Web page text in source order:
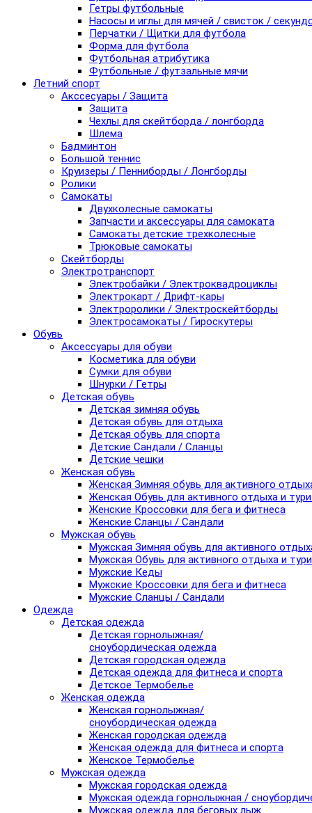
Гетры футбольные
Насосы и иглы для мячей / свисток /
Перчатки / Щитки для футбола
Форма для футбола
Футбольная атрибутика
Футбольные / футзальные мячи
Летний спорт
Акссесуары / Защита
Защита
Чехлы для скейтборда / лонгборда
Шлема
Бадминтон
Большой теннис
Круизеры / Пенниборды / Лонгборды
Ролики
Самокаты
Двухколесные самокаты
Запчасти и аксессуары для самоката
Самокаты детские трехколесные
Трюковые самокаты
Скейтборды
Электротранспорт
Электробайки / Электроквадроциклы
Электрокарт / Дрифт-кары
Электроролики / Электроскейтборды
Электросамокаты / Гироскутеры
Обувь
Аксессуары для обуви
Косметика для обуви
Сумки для обуви
Шнурки / Гетры
Детская обувь
Детская зимняя обувь
Детская обувь для отдыха
Детская обувь для спорта
Детские Сандали / Сланцы
Детские чешки
Женская обувь
Женская Зимняя обувь для активного
Женская Обувь для активного отдыха и
Женские Кроссовки для бега и фитнеса
Женские Сланцы / Сандали
Мужская обувь
Мужская Зимняя обувь для активного
Мужская Обувь для активного отдыха и
Мужские Кеды
Мужские Кроссовки для бега и фитнеса
Мужские Сланцы / Сандали
Одежда
Детская одежда
Детская горнолыжная/
сноубордическая одежда
Детская городская одежда
Детская одежда для фитнеса и спорта
Детское Термобелье
Женская одежда
Женская горнолыжная/
сноубордическая одежда
Женская городская одежда
Женская одежда для фитнеса и спорта
Женское Термобелье
Мужская одежда
Мужская городская одежда
Мужская одежда горнолыжная /
Мужская одежда для беговых лыж